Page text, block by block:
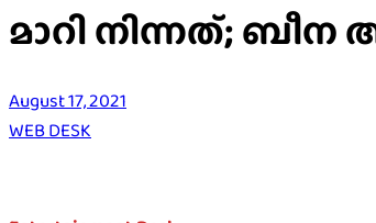
മാറി നിന്നത്;
August 17, 2021
WEB DESK